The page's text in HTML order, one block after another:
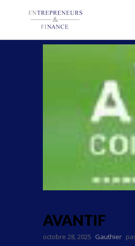
AVANTIF
octobre 28, 2025 Gauthier